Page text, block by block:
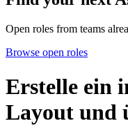
Open roles from teams
Browse open roles
Erstelle ein
Layout und